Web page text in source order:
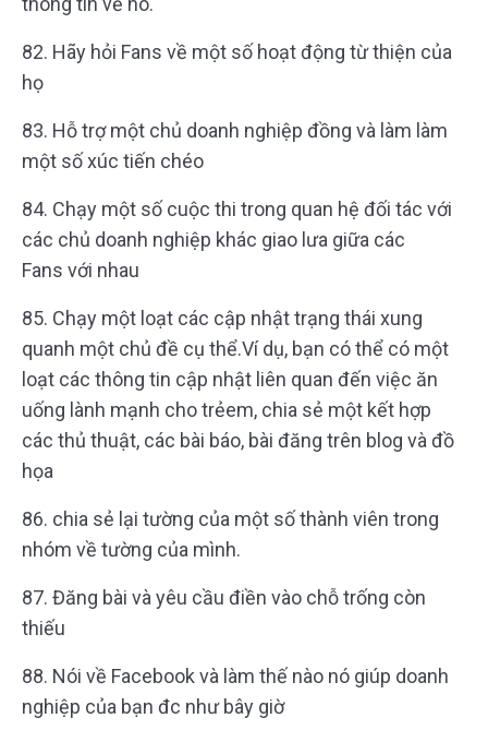
82. Hãy hỏi Fans về một số hoạt động từ thiện của
họ
83. Hỗ trợ một chủ doanh nghiệp đồng và làm làm
một số xúc tiến chéo
84. Chạy một số cuộc thi trong quan hệ đối tác với
các chủ doanh nghiệp khác giao lưa giữa các
Fans với nhau
85. Chạy một loạt các cập nhật trạng thái xung
quanh một chủ đề cụ thể.Ví dụ, bạn có thể có một
loạt các thông tin cập nhật liên quan đến việc ăn
uống lành mạnh cho trẻem, chia sẻ một kết hợp
các thủ thuật, các bài báo, bài đăng trên blog và đồ
họa
86. chia sẻ lại tường của một số thành viên trong
nhóm về tường của mình.
87. Đăng bài và yêu cầu điền vào chỗ trống còn
thiếu
88. Nói về Facebook và làm thế nào nó giúp doanh
nghiệp của bạn đc như bây giờ